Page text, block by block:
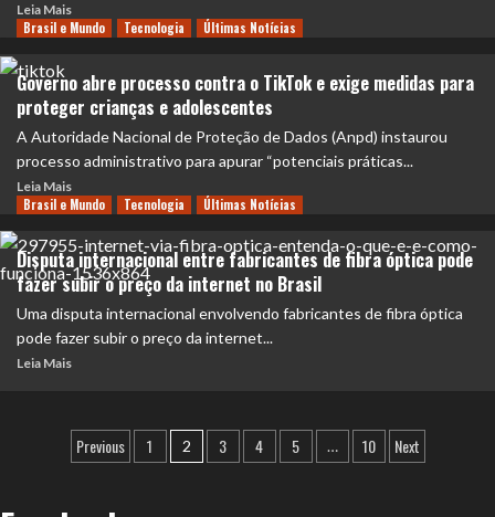
Leia Mais
Brasil e Mundo Tecnologia Últimas Notícias
Governo abre processo contra o TikTok e exige medidas para
proteger crianças e adolescentes
A Autoridade Nacional de Proteção de Dados (Anpd) instaurou
processo administrativo para apurar “potenciais práticas...
Leia Mais
Brasil e Mundo Tecnologia Últimas Notícias
Disputa internacional entre fabricantes de fibra óptica pode
fazer subir o preço da internet no Brasil
Uma disputa internacional envolvendo fabricantes de fibra óptica
pode fazer subir o preço da internet...
Leia Mais
Previous 1 2 3 4 5 … 10 Next